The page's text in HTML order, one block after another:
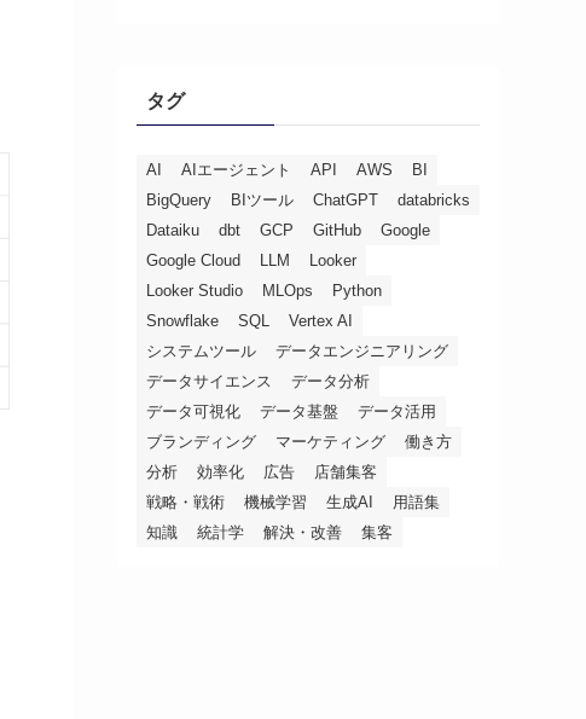
タグ
AI AIエージェント API AWS
BI
BigQuery
BIツール ChatGPT
databricks
Dataiku
dbt GCP GitHub
Google
Google Cloud
LLM
Looker
Looker Studio
MLOps
Python
Snowflake
SQL
Vertex AI
システムツール
データエンジニアリング
データサイエンス
データ分析
データ可視化
データ基盤
データ活用
ブランディング
マーケティング
働き方
分析
効率化 広告
店舗集客
戦略・戦術
機械学習 生成AI
用語集
知識
統計学 解決・改善 集客